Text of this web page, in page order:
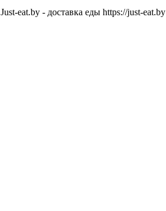
Just-eat.by - доставка еды https://just-eat.by